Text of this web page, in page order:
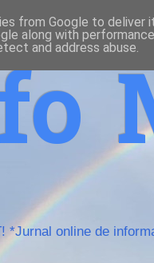
*Jurnal online de
from Google to deliver
along with
and address abuse.